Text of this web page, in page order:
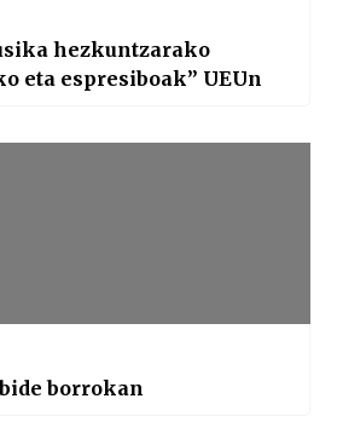
hezkuntzarako
eta espresiboak” UEUn
borrokan